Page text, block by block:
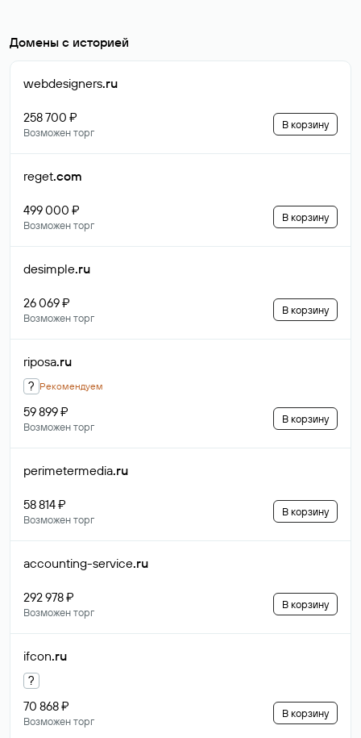
Домены с историей
webdesigners.ru
258 700 ₽
Возможен торг
В корзину
reget.com
499 000 ₽
Возможен торг
В корзину
desimple.ru
26 069 ₽
Возможен торг
В корзину
riposa.ru
? Рекомендуем
59 899 ₽
Возможен торг
В корзину
perimetermedia.ru
58 814 ₽
Возможен торг
В корзину
accounting-service.ru
292 978 ₽
Возможен торг
В корзину
ifcon.ru
?
70 868 ₽
Возможен торг
В корзину